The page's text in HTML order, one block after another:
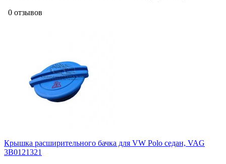
0 отзывов
Крышка расширительного бачка для VW Polo седан, VAG
3B0121321